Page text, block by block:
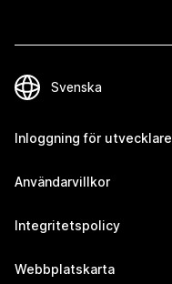
Inloggning för utvecklare
Användarvillkor
Integritetspolicy
Webbplatskarta